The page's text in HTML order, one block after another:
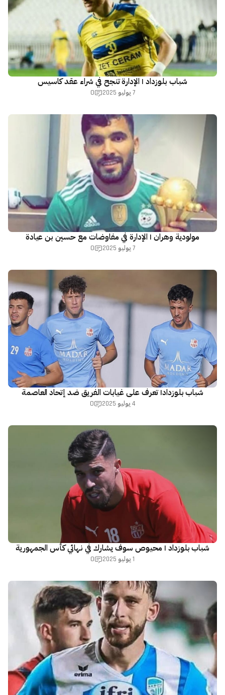
شباب بلوزداد | الإدارة تنجح في شراء عقد كاسيس
7 يوليو 2025 0
مولودية وهران | الإدارة في مفاوضات مع حسين بن عيادة
7 يوليو 2025 0
شباب بلوزداد| تعرف على غيابات الفريق ضد إتحاد العاصمة
4 يوليو 2025 0
شباب بلوزداد | محيوص سوف يشارك في نهائي كأس الجمهورية
1 يوليو 2025 0